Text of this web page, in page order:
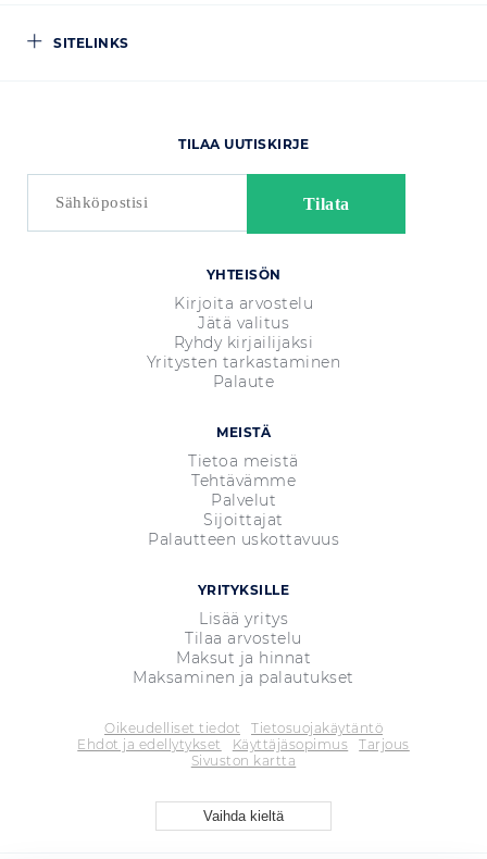
SITELINKS
YHTEISÖN
Kirjoita arvostelu
Jätä valitus
Ryhdy kirjailijaksi
Yritysten tarkastaminen
Palaute
MEISTÄ
Tietoa meistä
Tehtävämme
Palvelut
Sijoittajat
Palautteen uskottavuus
YRITYKSILLE
Lisää yritys
Tilaa arvostelu
Maksut ja hinnat
Maksaminen ja palautukset
TILAA UUTISKIRJE
Oikeudelliset tiedot
Tietosuojakäytäntö
Ehdot ja edellytykset
Käyttäjäsopimus
Tarjous
Sivuston kartta
Vaihda kieltä